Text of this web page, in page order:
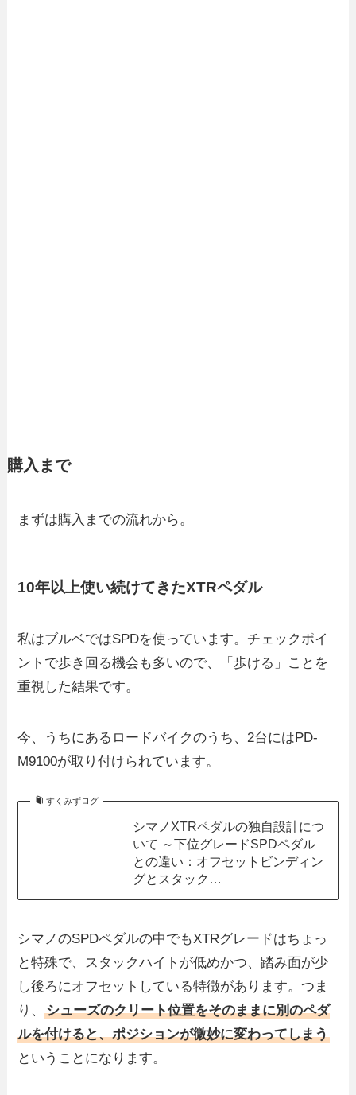
購入まで
まずは購入までの流れから。
10年以上使い続けてきたXTRペダル
私はブルベではSPDを使っています。チェックポイ
ントで歩き回る機会も多いので、「歩ける」ことを
重視した結果です。
今、うちにあるロードバイクのうち、2台にはPD-
M9100が取り付けられています。
すくみずログ
シマノXTRペダルの独自設計につ
いて ～下位グレードSPDペダル
との違い：オフセットビンディン
グとスタック…
シマノのSPDペダルの中でもXTRグレードはちょっ
と特殊で、スタックハイトが低めかつ、踏み面が少
し後ろにオフセットしている特徴があります。つま
り、シューズのクリート位置をそのままに別のペダ
ルを付けると、ポジションが微妙に変わってしまう
ということになります。